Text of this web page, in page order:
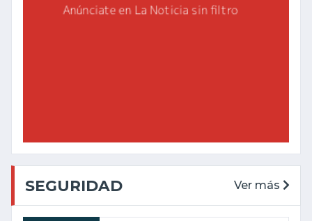
SEGURIDAD Ver más